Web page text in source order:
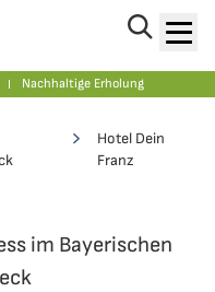
Nachhaltige Erholung
Hotel Dein
Franz
im Bayerischen